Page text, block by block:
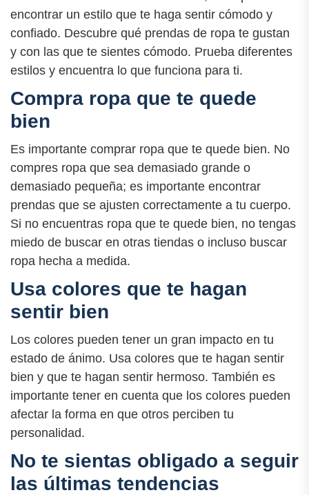
encontrar un estilo que te haga sentir cómodo y
confiado. Descubre qué prendas de ropa te gustan
y con las que te sientes cómodo. Prueba diferentes
estilos y encuentra lo que funciona para ti.
Compra ropa que te quede
bien
Es importante comprar ropa que te quede bien. No
compres ropa que sea demasiado grande o
demasiado pequeña; es importante encontrar
prendas que se ajusten correctamente a tu cuerpo.
Si no encuentras ropa que te quede bien, no tengas
miedo de buscar en otras tiendas o incluso buscar
ropa hecha a medida.
Usa colores que te hagan
sentir bien
Los colores pueden tener un gran impacto en tu
estado de ánimo. Usa colores que te hagan sentir
bien y que te hagan sentir hermoso. También es
importante tener en cuenta que los colores pueden
afectar la forma en que otros perciben tu
personalidad.
No te sientas obligado a seguir
las últimas tendencias